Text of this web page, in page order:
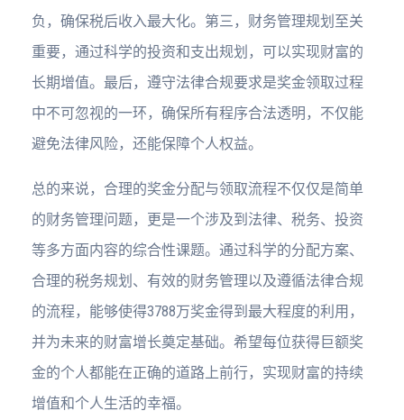
负，确保税后收入最大化。第三，财务管理规划至关
重要，通过科学的投资和支出规划，可以实现财富的
长期增值。最后，遵守法律合规要求是奖金领取过程
中不可忽视的一环，确保所有程序合法透明，不仅能
避免法律风险，还能保障个人权益。
总的来说，合理的奖金分配与领取流程不仅仅是简单
的财务管理问题，更是一个涉及到法律、税务、投资
等多方面内容的综合性课题。通过科学的分配方案、
合理的税务规划、有效的财务管理以及遵循法律合规
的流程，能够使得3788万奖金得到最大程度的利用，
并为未来的财富增长奠定基础。希望每位获得巨额奖
金的个人都能在正确的道路上前行，实现财富的持续
增值和个人生活的幸福。